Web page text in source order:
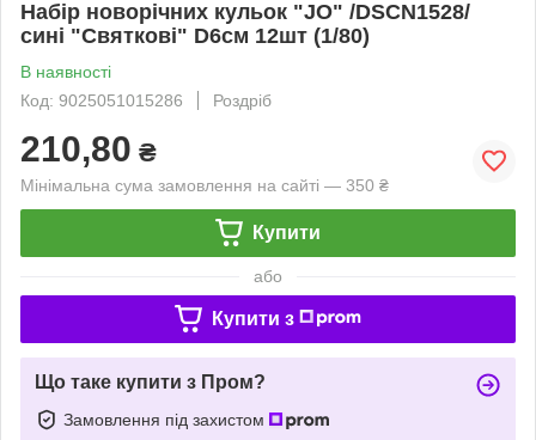
Набір новорічних кульок "JO" /DSCN1528/
сині "Святкові" D6см 12шт (1/80)
В наявності
Код: 9025051015286
Роздріб
210,80 ₴
Мінімальна сума замовлення на сайті — 350 ₴
Купити
або
Купити з
Що таке купити з Пром?
Замовлення під захистом